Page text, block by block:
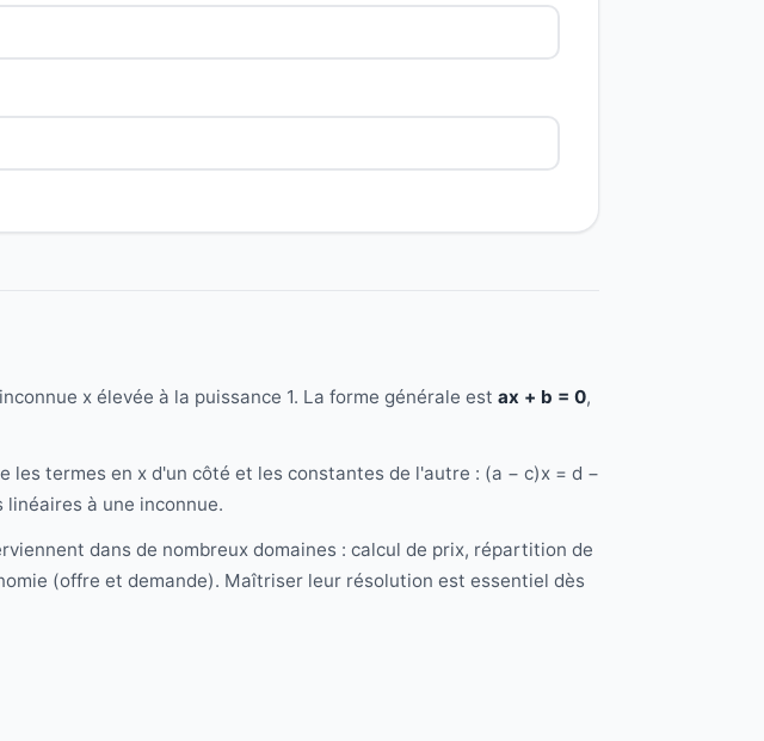
x élevée à la puissance 1. La forme générale est ax + b = 0,
les termes en x d'un côté et les constantes de l'autre : (a − c)x = d −
à une inconnue.
dans de nombreux domaines : calcul de prix, répartition de
(offre et demande). Maîtriser leur résolution est essentiel dès